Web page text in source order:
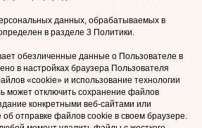
данных, обрабатываемых в
в разделе 3 Политики.
обезличенные данные о Пользователе в
в настройках браузера Пользователя
«cookie» и использование технологии
может отключить сохранение файлов
конкретными веб-сайтами или
об отправке файлов cookie в своем браузере.